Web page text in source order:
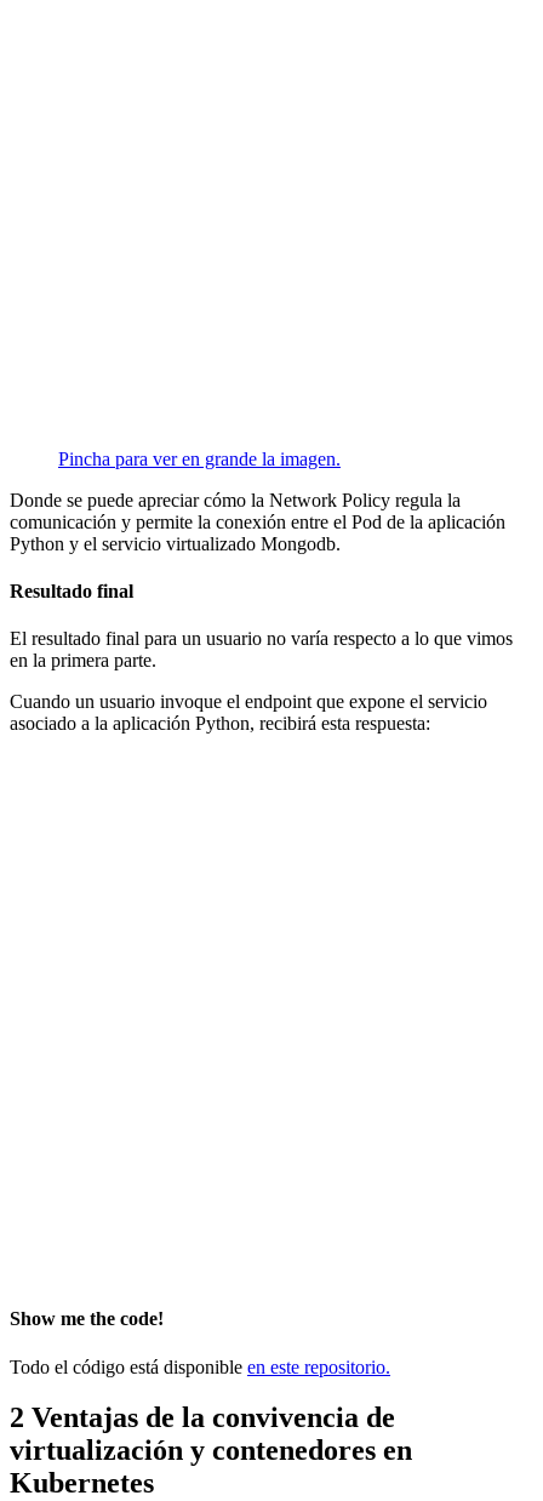
Pincha para ver en grande la imagen.
Donde se puede apreciar cómo la Network Policy regula la
comunicación y permite la conexión entre el Pod de la aplicación
Python y el servicio virtualizado Mongodb.
Resultado final
El resultado final para un usuario no varía respecto a lo que vimos
en la primera parte.
Cuando un usuario invoque el endpoint que expone el servicio
asociado a la aplicación Python, recibirá esta respuesta:
Show me the code!
Todo el código está disponible en este repositorio.
2 Ventajas de la convivencia de
virtualización y contenedores en
Kubernetes